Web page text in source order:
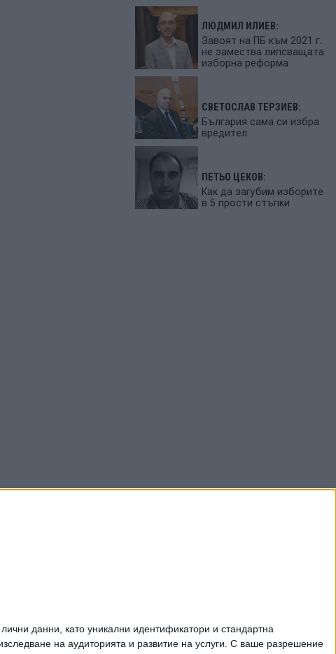
данни, като уникални идентификатори и стандартна
на аудиторията и развитие на услуги. С ваше разрешение
ЛЮДМИЛ ИЛИЕВ:
Завоят на ПБ към 2021 г.
не замества липсващата
изборна реформа
СВЕТОСЛАВ ТЕРЗИЕВ:
България сама си избра
вредител
ПЕТЬО ЦЕКОВ:
Как да загубим изборите
в 5 прости стъпки